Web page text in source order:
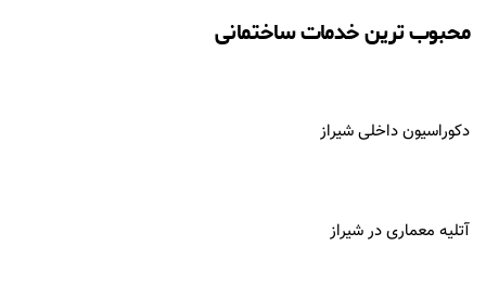
محبوب ترین خدمات ساختمانی
دکوراسیون داخلی شیراز
آتلیه معماری در شیراز